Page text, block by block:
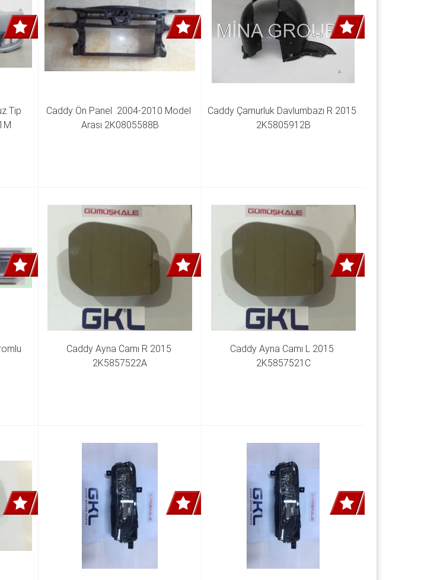
Tip
Caddy Ön Panel  2004-2010 Model
Arası 2K0805588B
Caddy Çamurluk Davlumbazı R 2015
2K5805912B
Caddy Ayna Camı R 2015
2K5857522A
Caddy Ayna Camı L 2015
2K5857521C